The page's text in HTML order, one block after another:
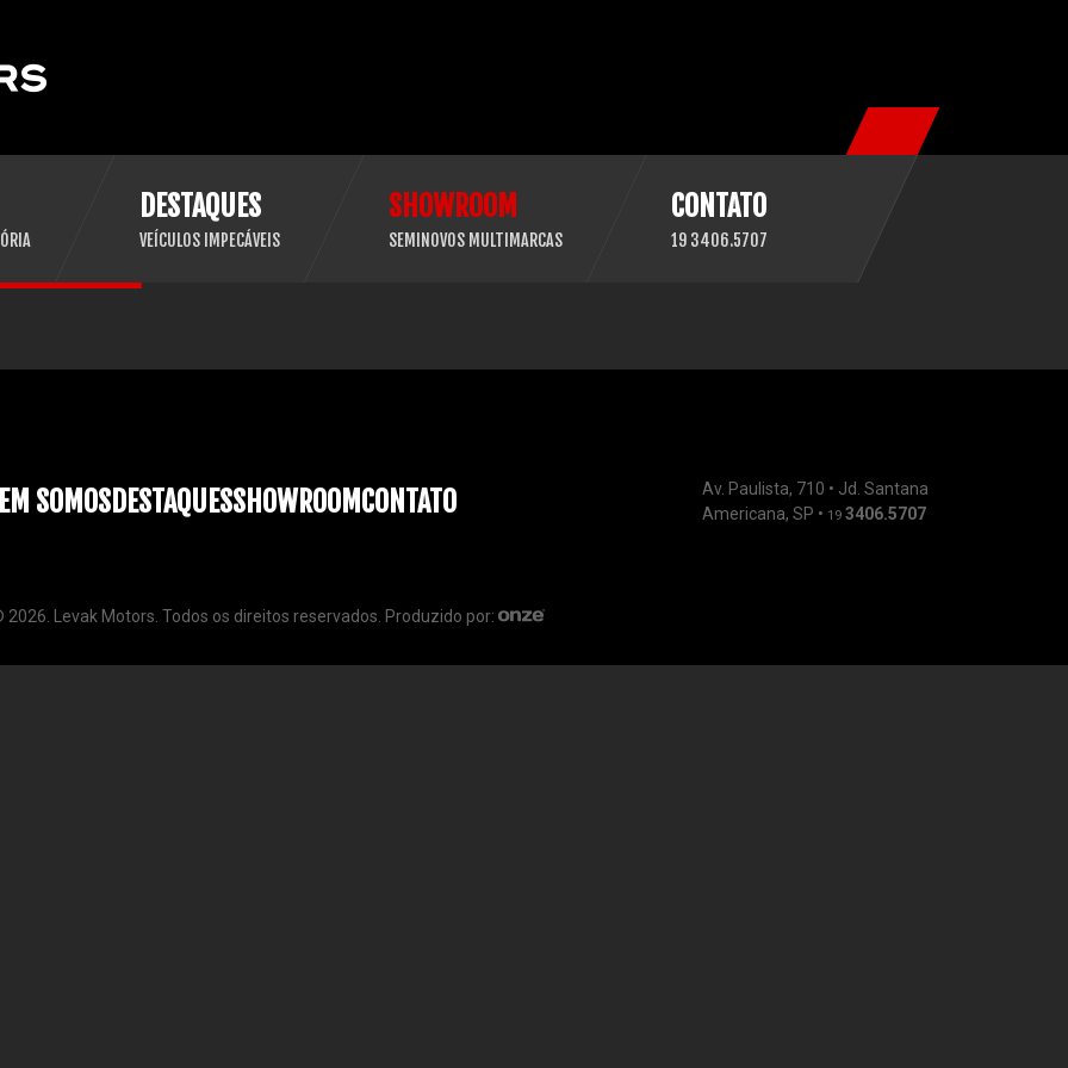
DESTAQUES
VEÍCULOS IMPECÁVEIS
SHOWROOM
SEMINOVOS MULTIMARCAS
CONTATO
19 3406.5707
SOMOS DESTAQUESSHOWROOM CONTATO
Av. Paulista, 710 • Jd. Santana
Americana, SP • 19 3406.5707
2026. Levak Motors. Todos os direitos reservados. Produzido por: